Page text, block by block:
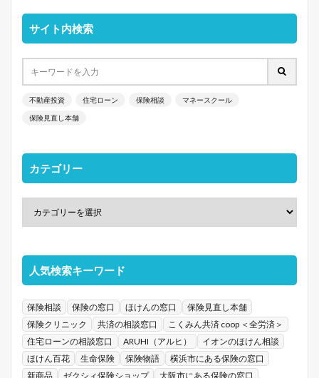
サイト内検索
不動産投資 住宅ローン 保険相談 マネースクール
保険見直し本舗
カテゴリー
人気検索キーワード
保険相談 保険の窓口 ほけんの窓口
保険見直し本舗
保険クリニック
共済の相談窓口
こくみん共済 coop ＜全労済＞
住宅ローンの相談窓口
ARUHI（アルヒ）
イオンのほけん相談
ほけん百花
生命保険 保険物語
横浜市にある保険の窓口
新商品
ゼクシィ保険ショップ
大阪市にある保険の窓口